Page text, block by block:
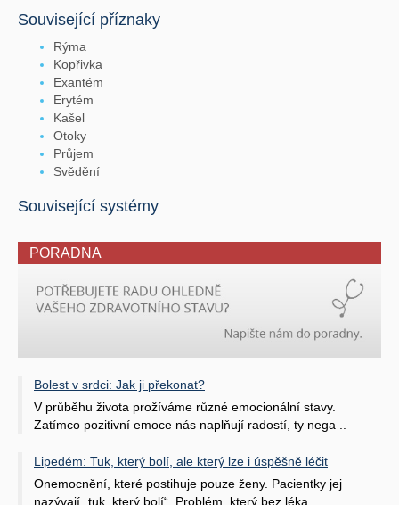
Související příznaky
Rýma
Kopřivka
Exantém
Erytém
Kašel
Otoky
Průjem
Svědění
Související systémy
PORADNA
Bolest v srdci: Jak ji překonat?
V průběhu života prožíváme různé emocionální stavy.
Zatímco pozitivní emoce nás naplňují radostí, ty nega ..
Lipedém: Tuk, který bolí, ale který lze i úspěšně léčit
Onemocnění, které postihuje pouze ženy. Pacientky jej
nazývají „tuk, který bolí“. Problém, který bez léka ..